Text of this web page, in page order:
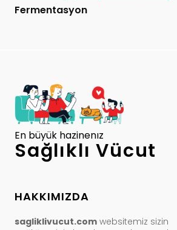
Fermentasyon
En büyük hazinenız
Sağlıklı Vücut
HAKKIMIZDA
sagliklivucut.com websitemiz sizin